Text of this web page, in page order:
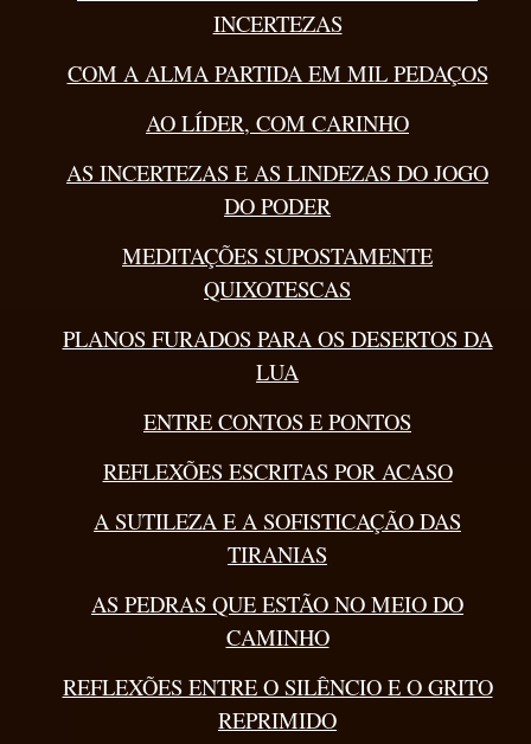
INCERTEZAS
COM A ALMA PARTIDA EM MIL PEDAÇOS
AO LÍDER, COM CARINHO
AS INCERTEZAS E AS LINDEZAS DO JOGO
DO PODER
MEDITAÇÕES SUPOSTAMENTE
QUIXOTESCAS
PLANOS FURADOS PARA OS DESERTOS DA
LUA
ENTRE CONTOS E PONTOS
REFLEXÕES ESCRITAS POR ACASO
A SUTILEZA E A SOFISTICAÇÃO DAS
TIRANIAS
AS PEDRAS QUE ESTÃO NO MEIO DO
CAMINHO
REFLEXÕES ENTRE O SILÊNCIO E O GRITO
REPRIMIDO